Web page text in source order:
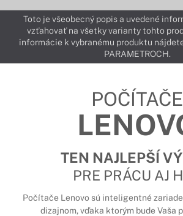
Toto je všeobecný popis a uvedené
vzťahovať na všetky varianty tohto
informácie k vybranému produktu
PARAMETROCH.
POČÍTAČE
TEN NAJLEPŠÍ
PRE PRÁCU AJ
Počítače Lenovo sú inteligentné
dizajnom, vďaka ktorým bude Vaša